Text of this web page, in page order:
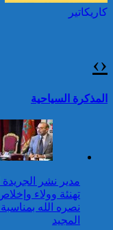
بالمناطق الحضرية خلال
المجيد
عيد العرش: جلالة الملك
يتلقى برقية تهنئة من
أوكرانيا
تقرير: 67,7% من
وضعية إعاقة لم يبلغوا
كاريكاتير
كاريكاتير
‹
›
المذكرة السياحية
مدير نشر الجريدة
تهنئة وولاء
نصره الله
المجيد